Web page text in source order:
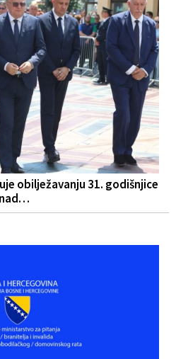
obilježavanju 31. godišnjice